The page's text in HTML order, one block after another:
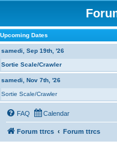
Upcoming Dates
samedi, Sep 19th, '26
Sortie Scale/Crawler
samedi, Nov 7th, '26
Sortie Scale/Crawler
FAQ Calendar
Forum ttrcs Forum ttrcs